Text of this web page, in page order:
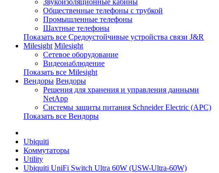
Звукоизоляционные кабины
Общественные телефоны с трубкой
Промышленные телефоны
Шахтные телефоны
Показать все Средоустойчивые устройства связи J&R
Milesight Milesight
Сетевое оборудование
Видеонаблюдение
Показать все Milesight
Вендоры Вендоры
Решения для хранения и управления данными
NetApp
Системы защиты питания Schneider Electric (APC)
Показать все Вендоры
Ubiquiti
Коммутаторы
Utility
Ubiquiti UniFi Switch Ultra 60W (USW-Ultra-60W)